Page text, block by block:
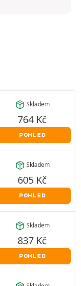
Skladem
764 Kč
POHLED
Skladem
605 Kč
POHLED
Skladem
837 Kč
POHLED